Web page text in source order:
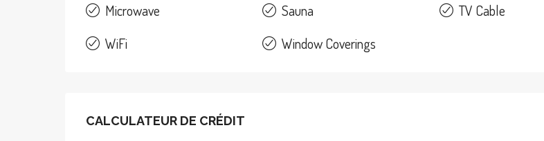
Microwave
Sauna
TV Cable
WiFi
Window Coverings
CALCULATEUR DE CRÉDIT